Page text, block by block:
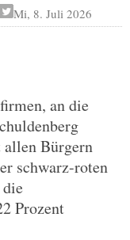
Mi, 8. Juli 2026
an die
allen Bürgern
schwarz-roten
Prozent